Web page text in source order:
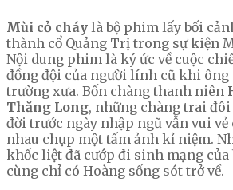
Mùi cỏ cháy là bộ phim lấy bối
thành cổ Quảng Trị trong sự kiện
Nội dung phim là ký ức về cuộc
đồng đội của người lính cũ khi ông
trường xưa. Bốn chàng thanh niên
Thăng Long, những chàng trai đôi
đời trước ngày nhập ngũ vẫn vui vẻ
nhau chụp một tấm ảnh kỉ niệm.
khốc liệt đã cướp đi sinh mạng của
cùng chỉ có Hoàng sống sót trở về.